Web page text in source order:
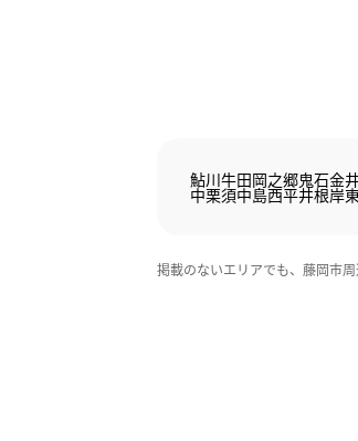
鮎川牛田岡之郷鬼石金
中栗須中島西平井根岸
掲載のないエリアでも、藤岡市